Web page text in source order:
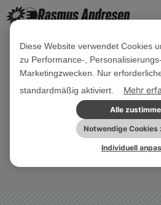
22. JANUAR
Schutz der
Frage an den
Diese Website verwendet Cookies
zu Performance-,
Marketingzwecken. Nur
standardmäßig aktiviert.
Mehr
Alle
Notwendige Cookies
Individuell